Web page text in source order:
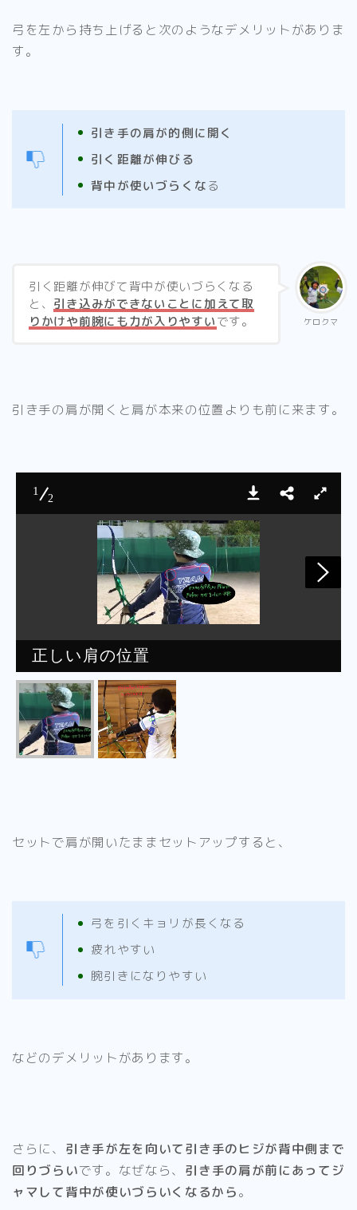
弓を左から持ち上げると次のようなデメリットがありま
す。
引き手の肩が的側に開く
引く距離が伸びる
背中が使いづらくなる
ケロクマ
引く距離が伸びて背中が使いづらくなる
と、 引き込みができないことに加えて取
りかけや前腕にも力が入りやすいです。
引き手の肩が開くと肩が本来の位置よりも前に来ます。
1
2
正しい肩の位置
セットで肩が開いたままセットアップすると、
弓を引くキョリが長くなる
疲れやすい
腕引きになりやすい
などのデメリットがあります。
さらに、 引き手が左を向いて引き手のヒジが背中側まで
回りづらいです。なぜなら、 引き手の肩が前にあってジ
ャマして背中が使いづらいくなるから。